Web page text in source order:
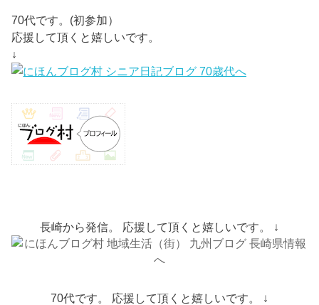
70代です。(初参加）
応援して頂くと嬉しいです。
↓
長崎から発信。 応援して頂くと嬉しいです。 ↓
70代です。 応援して頂くと嬉しいです。 ↓